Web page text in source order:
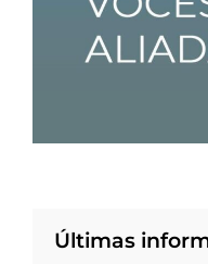
Últimas